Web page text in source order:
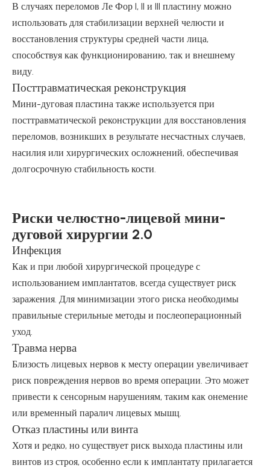
В случаях переломов Ле Фор I, II и III пластину можно
использовать для стабилизации верхней челюсти и
восстановления структуры средней части лица,
способствуя как функционированию, так и внешнему
виду.
Посттравматическая реконструкция
Мини-дуговая пластина также используется при
посттравматической реконструкции для восстановления
переломов, возникших в результате несчастных случаев,
насилия или хирургических осложнений, обеспечивая
долгосрочную стабильность кости.
Риски челюстно-лицевой мини-
дуговой хирургии 2.0
Инфекция
Как и при любой хирургической процедуре с
использованием имплантатов, всегда существует риск
заражения. Для минимизации этого риска необходимы
правильные стерильные методы и послеоперационный
уход.
Травма нерва
Близость лицевых нервов к месту операции увеличивает
риск повреждения нервов во время операции. Это может
привести к сенсорным нарушениям, таким как онемение
или временный паралич лицевых мышц.
Отказ пластины или винта
Хотя и редко, но существует риск выхода пластины или
винтов из строя, особенно если к имплантату прилагается